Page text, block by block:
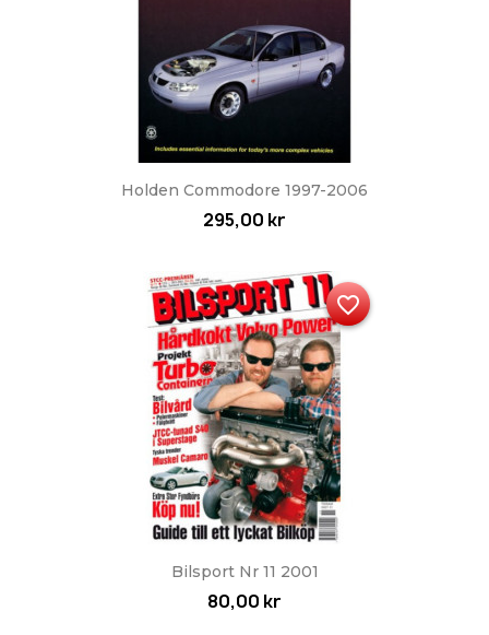
Holden Commodore 1997-2006
295,00 kr
Bilsport Nr 11 2001
80,00 kr
favorite_border